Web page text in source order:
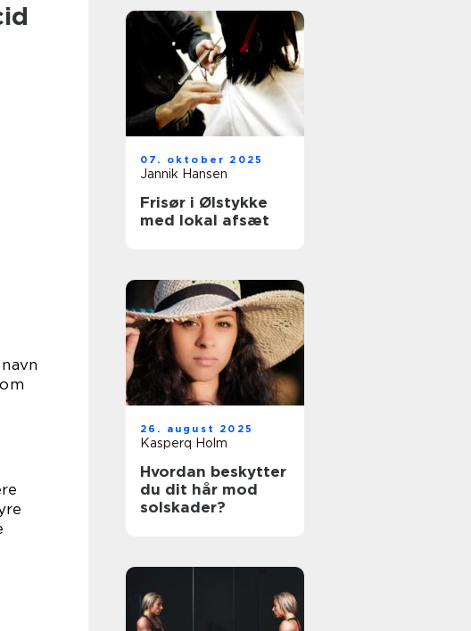
07. oktober 2025
Jannik Hansen
Frisør i Ølstykke
med lokal afsæt
26. august 2025
Kasperq Holm
Hvordan beskytter
du dit hår mod
solskader?